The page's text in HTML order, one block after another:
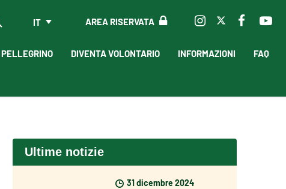
AREA RISERVATA
IT
DIVENTA VOLONTARIO INFORMAZIONI FAQ
Ultime notizie
31 dicembre 2024